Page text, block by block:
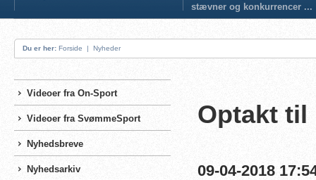
stævner og konkurrencer ...
Du er her: Forside | Nyheder
Videoer fra On-Sport
Videoer fra SvømmeSport
Nyhedsbreve
Nyhedsarkiv
Optakt til
09-04-2018